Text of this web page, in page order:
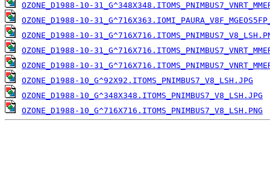
OZONE_D1988-10-
OZONE_D1988-10-
OZONE_D1988-10-
OZONE_D1988-10-
OZONE_D1988-10-
OZONE_D1988-10_G^92X92.ITOMS_PNIMBUS7_V8_LSH.JPG
OZONE_D1988-10_G^348X348.ITOMS_PNIMBUS7_V8_LSH.JPG
OZONE_D1988-10_G^716X716.ITOMS_PNIMBUS7_V8_LSH.PNG